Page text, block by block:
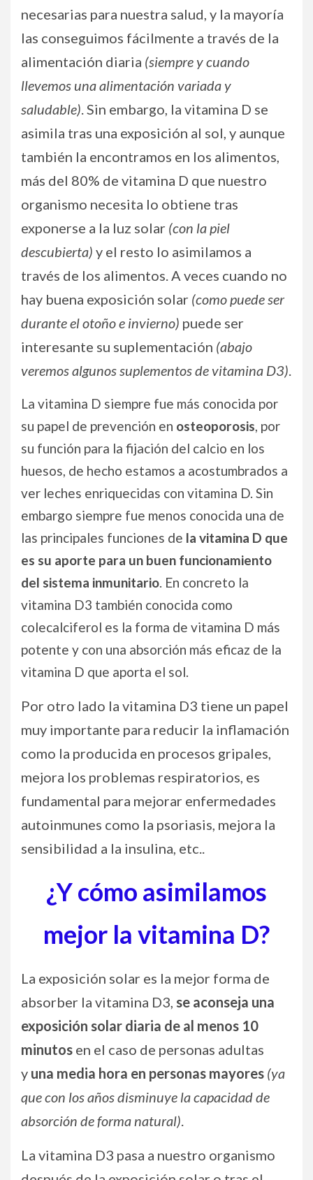
necesarias para nuestra salud, y la mayoría
las conseguimos fácilmente a través de la
alimentación diaria (siempre y cuando
llevemos una alimentación variada y
saludable). Sin embargo, la vitamina D se
asimila tras una exposición al sol, y aunque
también la encontramos en los alimentos,
más del 80% de vitamina D que nuestro
organismo necesita lo obtiene tras
exponerse a la luz solar (con la piel
descubierta) y el resto lo asimilamos a
través de los alimentos. A veces cuando no
hay buena exposición solar (como puede ser
durante el otoño e invierno) puede ser
interesante su suplementación (abajo
veremos algunos suplementos de vitamina D3).
La vitamina D siempre fue más conocida por
su papel de prevención en osteoporosis, por
su función para la fijación del calcio en los
huesos, de hecho estamos a acostumbrados a
ver leches enriquecidas con vitamina D. Sin
embargo siempre fue menos conocida una de
las principales funciones de la vitamina D que
es su aporte para un buen funcionamiento
del sistema inmunitario. En concreto la
vitamina D3 también conocida como
colecalciferol es la forma de vitamina D más
potente y con una absorción más eficaz de la
vitamina D que aporta el sol.
Por otro lado la vitamina D3 tiene un papel
muy importante para reducir la inflamación
como la producida en procesos gripales,
mejora los problemas respiratorios, es
fundamental para mejorar enfermedades
autoinmunes como la psoriasis, mejora la
sensibilidad a la insulina, etc..
¿Y cómo asimilamos
mejor la vitamina D?
La exposición solar es la mejor forma de
absorber la vitamina D3, se aconseja una
exposición solar diaria de al menos 10
minutos en el caso de personas adultas
y una media hora en personas mayores (ya
que con los años disminuye la capacidad de
absorción de forma natural).
La vitamina D3 pasa a nuestro organismo